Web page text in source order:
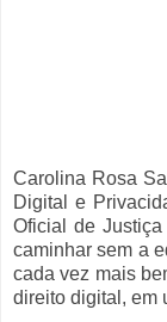
Carolina Rosa
Digital e
Oficial de
caminhar sem a
cada vez mais
direito digital, em